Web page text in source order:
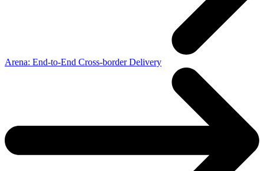
Arena: End-to-End Cross-border Delivery